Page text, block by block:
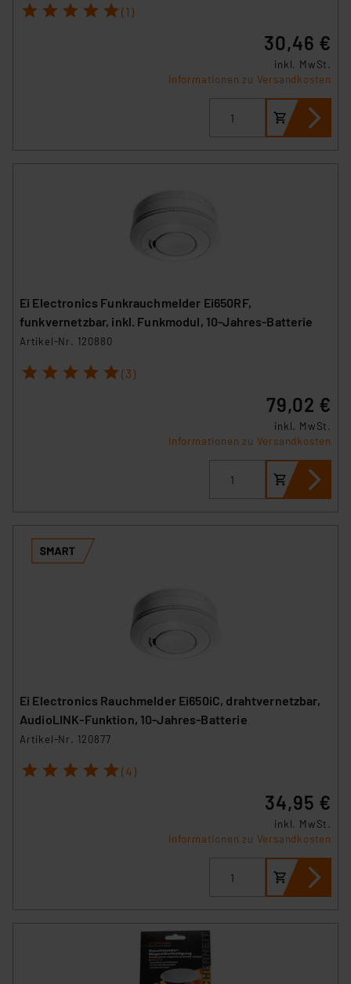
1 2 3 4 5 (1)
30,46 €
inkl. MwSt.
Informationen zu Versandkosten
Ei Electronics Funkrauchmelder Ei650RF,
funkvernetzbar, inkl. Funkmodul, 10-Jahres-Batterie
Artikel-Nr. 120880
1 2 3 4 5 (3)
79,02 €
inkl. MwSt.
Informationen zu Versandkosten
Ei Electronics Rauchmelder Ei650iC, drahtvernetzbar,
AudioLINK-Funktion, 10-Jahres-Batterie
Artikel-Nr. 120877
1 2 3 4 5 (4)
34,95 €
inkl. MwSt.
Informationen zu Versandkosten